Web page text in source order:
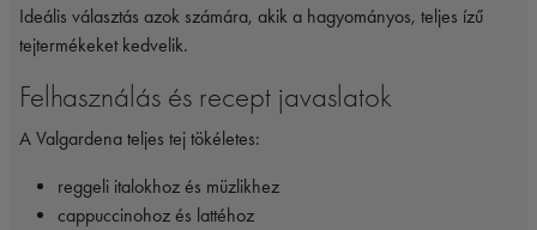
Ideális választás azok számára, akik a hagyományos, teljes ízű
tejtermékeket kedvelik.
Felhasználás és recept javaslatok
A Valgardena teljes tej tökéletes:
reggeli italokhoz és müzlikhez
cappuccinohoz és lattéhoz